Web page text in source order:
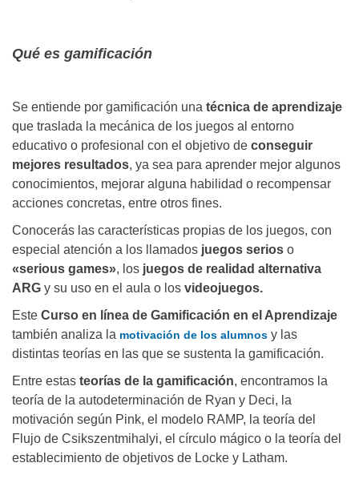
Qué es gamificación
Se entiende por gamificación una técnica de aprendizaje
que traslada la mecánica de los juegos al entorno
educativo o profesional con el objetivo de conseguir
mejores resultados, ya sea para aprender mejor algunos
conocimientos, mejorar alguna habilidad o recompensar
acciones concretas, entre otros fines.
Conocerás las características propias de los juegos, con
especial atención a los llamados juegos serios o
«serious games», los juegos de realidad alternativa
ARG y su uso en el aula o los videojuegos.
Este Curso en línea de Gamificación en el Aprendizaje
también analiza la motivación de los alumnos y las
distintas teorías en las que se sustenta la gamificación.
Entre estas teorías de la gamificación, encontramos la
teoría de la autodeterminación de Ryan y Deci, la
motivación según Pink, el modelo RAMP, la teoría del
Flujo de Csikszentmihalyi, el círculo mágico o la teoría del
establecimiento de objetivos de Locke y Latham.